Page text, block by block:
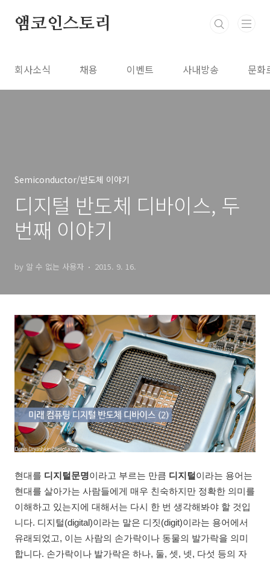
앰코인스토리
회사소식 채용 이벤트 사내방송 문화
Semiconductor/반도체 이야기
디지털 반도체 디바이스, 두
번째 이야기
by 알 수 없는 사용자 2015. 9. 16.
현대를 디지털문명이라고 부르는 만큼 디지털 이라는 용어는
현대를 살아가는 사람들에게 매우 친숙하지만 정확한 의미를
이해하고 있는지에 대해서는 다시 한 번 생각해봐야 할 것입
니다. 디지털(digital)이라는 말은 디짓(digit)이라는 용어에서
유래되었고, 이는 사람의 손가락이나 동물의 발가락을 의미
합니다. 손가락이나 발가락은 하나, 둘, 셋, 넷, 다섯 등의 자